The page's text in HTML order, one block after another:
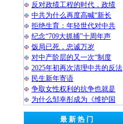
反对政绩工程的时代，政绩
中共为什么再度高喊“新长
拒绝生育：年轻世代对中共
纪念“709大抓捕”十周年声
饭局已死，忠诚万岁
对中产阶层的又一次“制度
2025年初再次清理中共的反法
民生新年寄语
争取女性权利的抗争也就是
为什么邹幸彤成为《维护国
最 新 热 门